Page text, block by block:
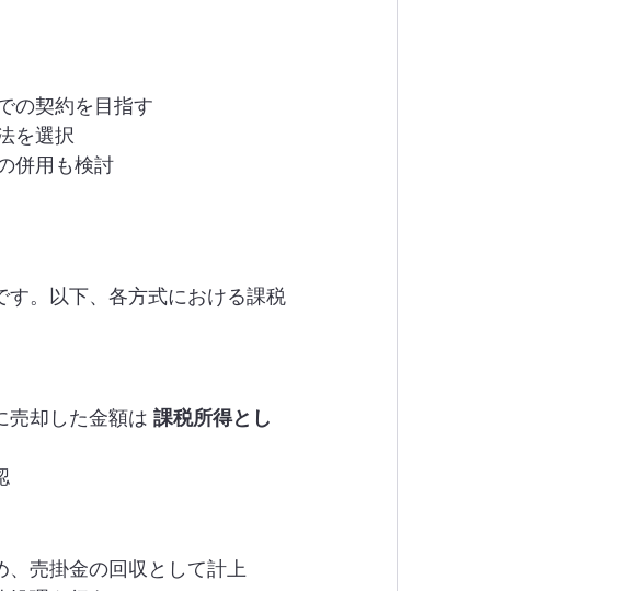
の契約を目指す
を選択
併用も検討
す。以下、各方式における課税
売却した金額は 課税所得とし
売掛金の回収として計上